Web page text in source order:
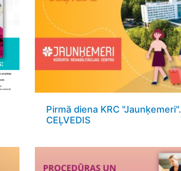
Pirmā diena KRC "Jaunķemeri".
CEĻVEDIS